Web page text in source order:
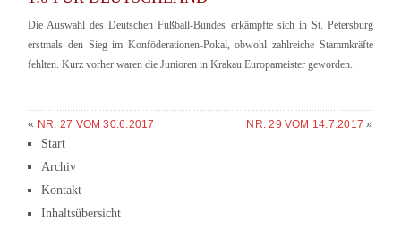
Die Auswahl des Deutschen Fußball-Bundes erkämpfte sich in St. Petersburg
erstmals den Sieg im Konföderationen-Pokal, obwohl zahlreiche Stammkräfte
fehlten. Kurz vorher waren die Junioren in Krakau Europameister geworden.
« NR. 27 VOM 30.6.2017 NR. 29 VOM 14.7.2017 »
Start
Archiv
Kontakt
Inhaltsübersicht